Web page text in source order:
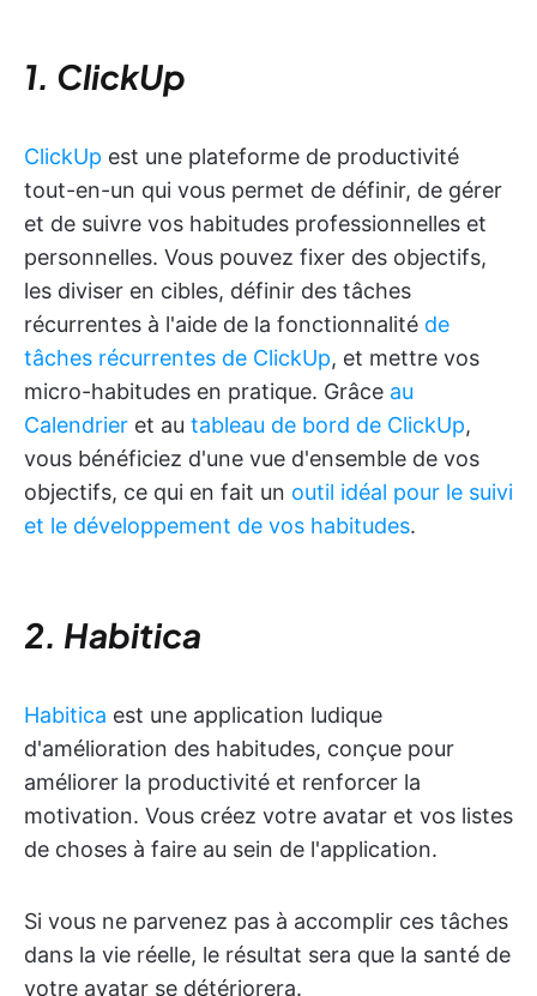
1. ClickUp
ClickUp est une plateforme de productivité
tout-en-un qui vous permet de définir, de gérer
et de suivre vos habitudes professionnelles et
personnelles. Vous pouvez fixer des objectifs,
les diviser en cibles, définir des tâches
récurrentes à l'aide de la fonctionnalité de
tâches récurrentes de ClickUp, et mettre vos
micro-habitudes en pratique. Grâce au
Calendrier et au tableau de bord de ClickUp,
vous bénéficiez d'une vue d'ensemble de vos
objectifs, ce qui en fait un outil idéal pour le suivi
et le développement de vos habitudes.
2. Habitica
Habitica est une application ludique
d'amélioration des habitudes, conçue pour
améliorer la productivité et renforcer la
motivation. Vous créez votre avatar et vos listes
de choses à faire au sein de l'application.
Si vous ne parvenez pas à accomplir ces tâches
dans la vie réelle, le résultat sera que la santé de
votre avatar se détériorera.